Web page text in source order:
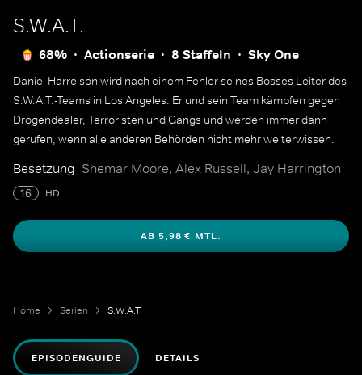
S.W.A.T.
68% Actionserie 8 Staffeln Sky One
Daniel Harrelson wird nach einem Fehler seines Bosses Leiter des
S.W.A.T.-Teams in Los Angeles. Er und sein Team kämpfen gegen
Drogendealer, Terroristen und Gangs und werden immer dann
gerufen, wenn alle anderen Behörden nicht mehr weiterwissen.
Besetzung Shemar Moore, Alex Russell, Jay Harrington
16 HD
AB 5,98 € MTL.
Home Serien S.W.A.T.
EPISODENGUIDE DETAILS